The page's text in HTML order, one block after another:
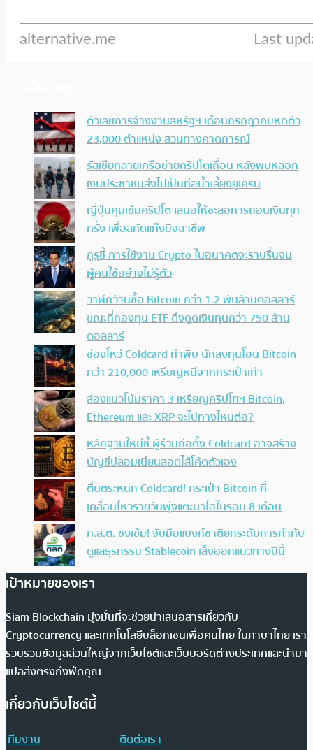
ตัวเลขการจ้างงานสหรัฐฯ เดือนกรกฎาคมหดตัว
23,000 ตำแหน่ง สวนทางคาดการณ์
รัสเซียทลายเครือข่ายคริปโตเถื่อน หลังพบหลอก
เงินประชาชนส่งไปเป็นท่อน้ำเลี้ยงยูเครน
ญี่ปุ่นคุมเข้มคริปโต เสนอให้ชะลอการถอนเงินทุก
ครั้ง เพื่อสกัดแก๊งมิจฉาชีพ
กูรูชี้ การใช้งาน Crypto ในอนาคตจะราบรื่นจน
ผู้คนใช้อย่างไม่รู้ตัว
วาฬกว้านซื้อ Bitcoin กว่า 1.2 พันล้านดอลลาร์
ขณะที่กองทุน ETF ดึงดูดเงินทุนกว่า 750 ล้าน
ดอลลาร์
ช่องโหว่ Coldcard ทำพิษ นักลงทุนโอน Bitcoin
กว่า 210,000 เหรียญหนีจากกระเป๋าเก่า
ส่องแนวโน้มราคา 3 เหรียญคริปโทฯ Bitcoin,
Ethereum และ XRP จะไปทางไหนต่อ?
หลักฐานใหม่ชี้ ผู้ร่วมก่อตั้ง Coldcard อาจสร้าง
บัญชีปลอมเนียนสอดไส้โค้ดตัวเอง
ตื่นตระหนก Coldcard! กระเป๋า Bitcoin ที่
เคลื่อนไหวรายวันพุ่งแตะนิวไฮในรอบ 8 เดือน
ก.ล.ต. ชงเข้ม! จับมือแบงก์ชาติยกระดับการกำกับ
ดูแลธุรกรรม Stablecoin เล็งออกแนวทางปีนี้
เป้าหมายของเรา
Siam Blockchain มุ่งมั่นที่จะช่วยนำเสนอสารเกี่ยวกับ
Cryptocurrency และเทคโนโลยีบล็อกเชนเพื่อคนไทย ในภาษาไทย เรา
รวบรวมข้อมูลส่วนใหญ่จากเว็บไซต์และเว็บบอร์ดต่างประเทศและนำมา
แปลส่งตรงถึงฟีดคุณ
เกี่ยวกับเว็บไซต์นี้
ทีมงาน
ติดต่อเรา